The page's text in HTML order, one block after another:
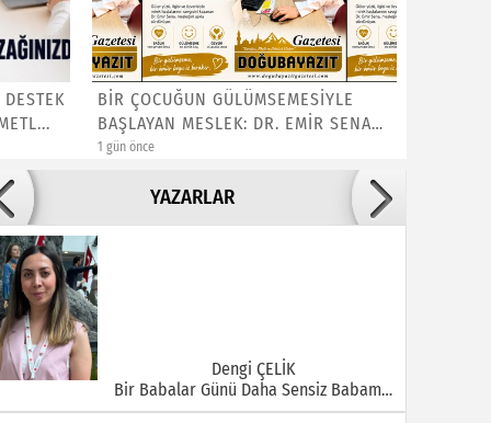
BİR ÇOCUĞUN GÜLÜMSEMESİYLE
BAŞLAYAN MESLEK: DR. EMİR SENA
DO...
1 gün önce
YAZARLAR
Bu Şehrin Ortasında Çürüyen Bir Yapı Var
Dengi ÇELİK
Bir Babalar Günü Daha Sensiz Babam…